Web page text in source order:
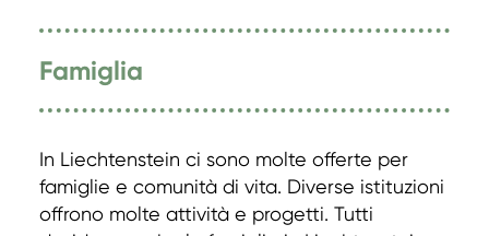
Famiglia
In Liechtenstein ci sono molte offerte per
famiglie e comunità di vita. Diverse istituzioni
offrono molte attività e progetti. Tutti